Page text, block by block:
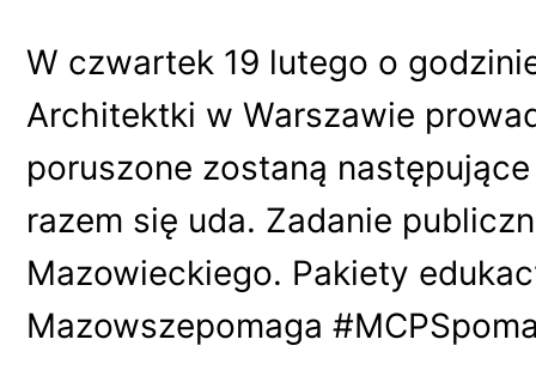
W czwartek 19 lutego o
Architektki w Warszawie
poruszone zostaną
razem się uda. Zadanie
Mazowieckiego. Pakiety
Mazowszepomaga